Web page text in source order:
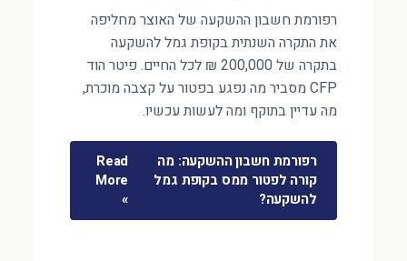
רפורמת חשבון ההשקעה של האוצר מחליפה
את התקרה השנתית בקופת גמל להשקעה
בתקרה של 200,000 ₪ לכל החיים. פיטר הוד
CFP מסביר מה נפגע בפטור על קצבה מוכרת,
מה עדיין בתוקף ומה לעשות עכשיו.
רפורמת חשבון ההשקעה: מה
קורה לפטור ממס בקופת גמל
להשקעה?
Read
More
»